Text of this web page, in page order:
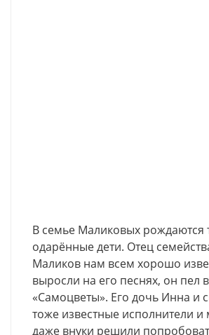
В семье Маликовых рождаются
одарённые дети. Отец
Маликов нам всем хорошо
выросли на его песнях, он пел
«Самоцветы». Его дочь Инна и
тоже известные исполнители
даже внуки решили